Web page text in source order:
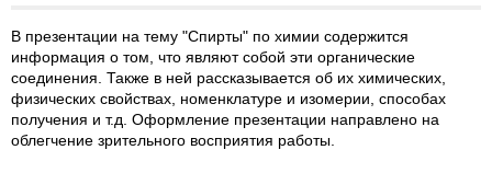
В презентации на тему "Спирты" по химии содержится
информация о том, что являют собой эти органические
соединения. Также в ней рассказывается об их химических,
физических свойствах, номенклатуре и изомерии, способах
получения и т.д. Оформление презентации направлено на
облегчение зрительного восприятия работы.